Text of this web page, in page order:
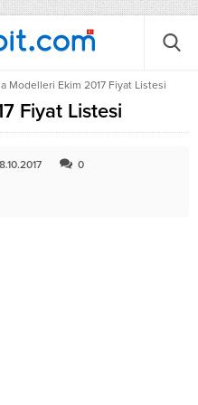
Modelleri Ekim 2017 Fiyat Listesi
Fiyat Listesi
0